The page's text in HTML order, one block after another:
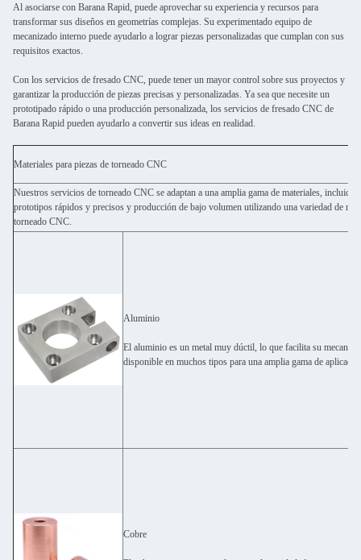
Al asociarse con Barana Rapid, puede aprovechar su experiencia y recursos para
transformar sus diseños en geometrías complejas. Su experimentado equipo de
mecanizado interno puede ayudarlo a lograr piezas personalizadas que cumplan con sus
requisitos exactos.
Con los servicios de fresado CNC, puede tener un mayor control sobre sus proyectos y
garantizar la producción de piezas precisas y personalizadas. Ya sea que necesite un
prototipado rápido o una producción personalizada, los servicios de fresado CNC de
Barana Rapid pueden ayudarlo a convertir sus ideas en realidad.
Materiales para piezas de torneado CNC
Nuestros servicios de torneado CNC se adaptan a una amplia gama de materiales,
prototipos rápidos y precisos y producción de bajo volumen utilizando una variedad de
torneado CNC.
Aluminio
El aluminio es un metal muy dúctil, lo que facilita su
disponible en muchos tipos para una amplia gama de
Cobre